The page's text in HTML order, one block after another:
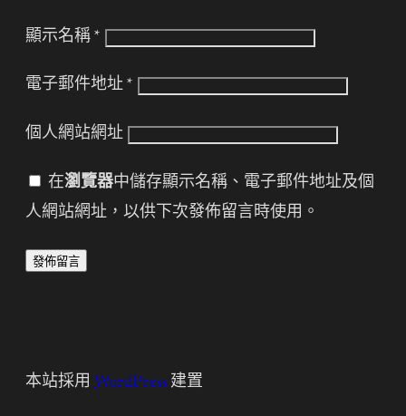
顯示名稱 *
電子郵件地址 *
個人網站網址
在瀏覽器中儲存顯示名稱、電子郵件地址及個
人網站網址，以供下次發佈留言時使用。
本站採用 WordPress 建置